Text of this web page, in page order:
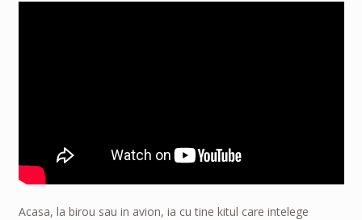
Acasa, la birou sau in avion, ia cu tine kitul care intelege